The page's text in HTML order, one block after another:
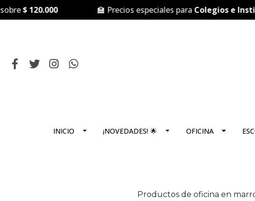
$ 120.000 🏫 Precios especiales paraColegios e
INICIO ¡NOVEDADES! 🌟 OFICINA
Productos de oficina en